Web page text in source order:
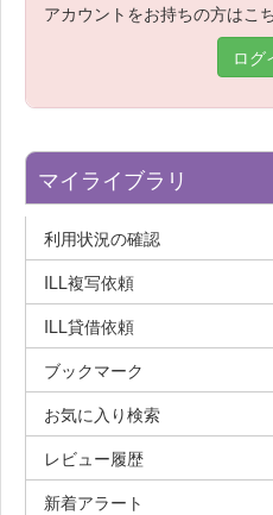
アカウントをお持ちの方はこ
ログ
マイライブラリ
利用状況の確認
ILL複写依頼
ILL貸借依頼
ブックマーク
お気に入り検索
レビュー履歴
新着アラート